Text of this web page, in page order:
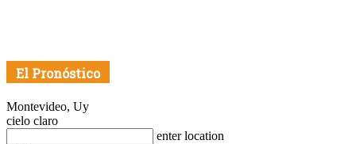
El Pronóstico
Montevideo, Uy
cielo claro
enter location